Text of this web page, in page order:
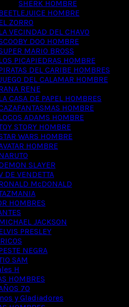
SHERK HOMBRE
HOMBRE
ZORRO
VECINDAD DEL CHAVO
DOO HOMBRE
MARIO BROSS
PICAPIEDRAS HOMBRE
DEL CARIBE HOMBRES
DEL CALAMAR HOMBRE
RENE
CASA DE PAPEL HOMBRES
HOMBRE
ADAMS HOMBRE
STORY HOMBRE
WARS HOMBRE
HOMBRE
SLAYER
DE VENDETTA
McDONALD
HOMBRES
JACKSON
PRESLEY
NEGRA
SAM
H
HOMBRES
70
y Gladiadores